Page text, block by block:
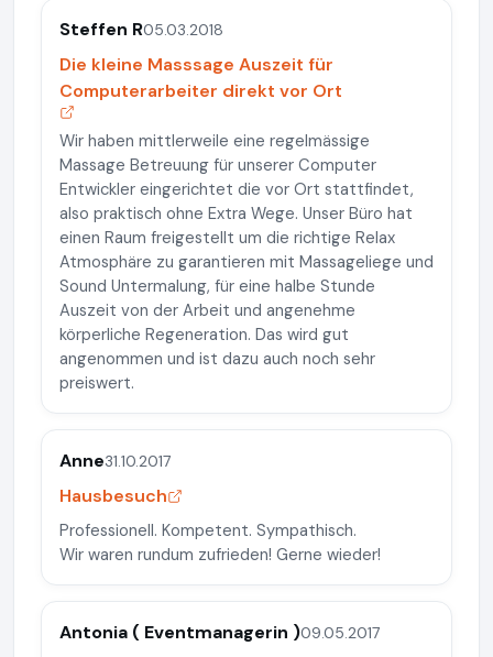
Steffen R05.03.2018
Die kleine Masssage Auszeit für
Computerarbeiter direkt vor Ort
Wir haben mittlerweile eine regelmässige
Massage Betreuung für unserer Computer
Entwickler eingerichtet die vor Ort stattfindet,
also praktisch ohne Extra Wege. Unser Büro hat
einen Raum freigestellt um die richtige Relax
Atmosphäre zu garantieren mit Massageliege und
Sound Untermalung, für eine halbe Stunde
Auszeit von der Arbeit und angenehme
körperliche Regeneration. Das wird gut
angenommen und ist dazu auch noch sehr
preiswert.
Anne31.10.2017
Hausbesuch
Professionell. Kompetent. Sympathisch.
Wir waren rundum zufrieden! Gerne wieder!
Antonia ( Eventmanagerin )09.05.2017